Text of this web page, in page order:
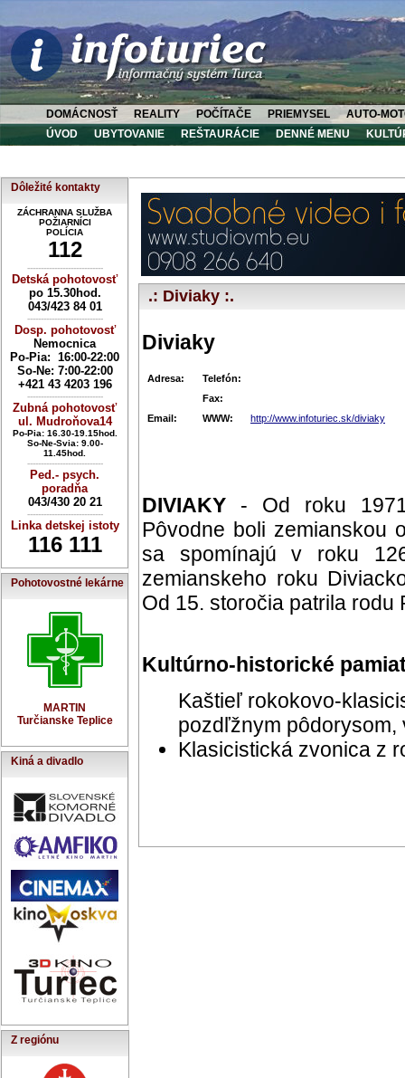
DOMÁCNOSŤ REALITY POČÍTAČE PRIEMYSEL
AUTO-
ÚVOD
UBYTOVANIE REŠTAURÁCIE DENNÉ MENU
Dôležité kontakty
ZÁCHRANNA SLUŽBA
POŽIARNÍCI
POLÍCIA
112
----------------------------
Detská pohotovosť
po 15.30hod.
043/423 84 01
----------------------------
Dosp. pohotovosť
Nemocnica
Po-Pia: 16:00-22:00
So-Ne: 7:00-22:00
+421 43 4203 196
----------------------------
Zubná pohotovosť
ul. Mudroňova14
Po-Pia: 16.30-19.15hod.
So-Ne-Svia: 9.00-
11.45hod.
----------------------------
Ped.- psych.
poradňa
043/430 20 21
----------------------------
Linka detskej istoty
116 111
Pohotovostné lekárne
MARTIN
Turčianske Teplice
Kiná a divadlo
Z regiónu
.: Diviaky :.
Diviaky
Adresa:
Telefón:
Fax:
Email:
WWW: http://www.infoturiec.sk/diviaky
DIVIAKY - Od roku
Pôvodne boli zemianskou
sa spomínajú v roku
zemianskeho roku
Od 15. storočia patrila rodu
Kultúrno-historické
Kaštieľ rokokovo-
pozdľžnym
Klasicistická zvonica z